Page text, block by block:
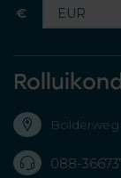
€
Bolderweg
088-